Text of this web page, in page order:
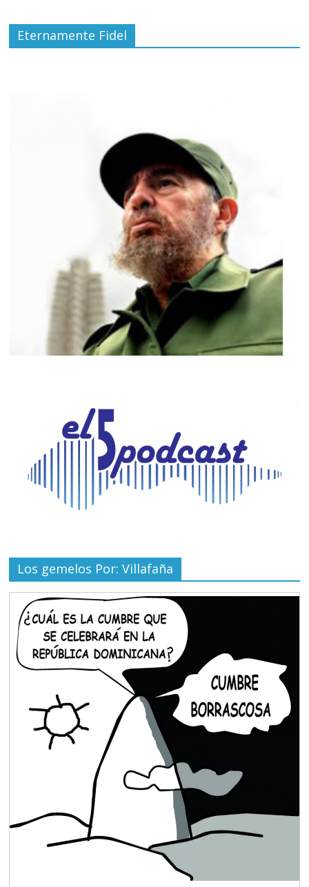
Eternamente Fidel
Los gemelos Por: Villafaña